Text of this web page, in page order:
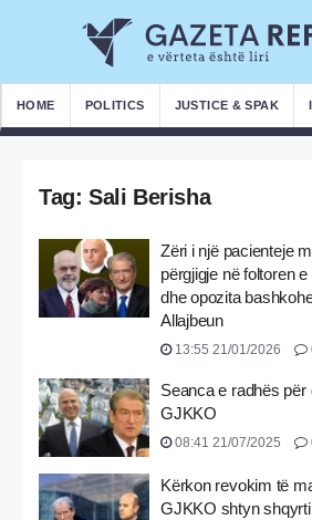
HOME POLITICS JUSTICE & SPAK
Tag: Sali Berisha
Zëri i një pacienteje
përgjigje në foltoren
dhe opozita
Allajbeun
13:55 21/01/2026
Seanca e radhës për
GJKKO
08:41 21/07/2025
Kërkon revokim të
GJKKO shtyn